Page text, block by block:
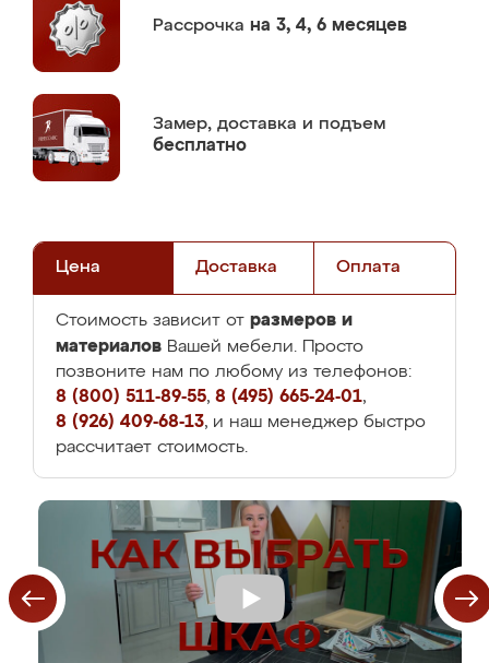
Рассрочка на 3, 4, 6 месяцев
Замер, доставка и подъем
бесплатно
Цена Доставка Оплата
Стоимость зависит от размеров и
материалов Вашей мебели. Просто
позвоните нам по любому из телефонов:
8 (800) 511-89-55, 8 (495) 665-24-01,
8 (926) 409-68-13, и наш менеджер быстро
рассчитает стоимость.